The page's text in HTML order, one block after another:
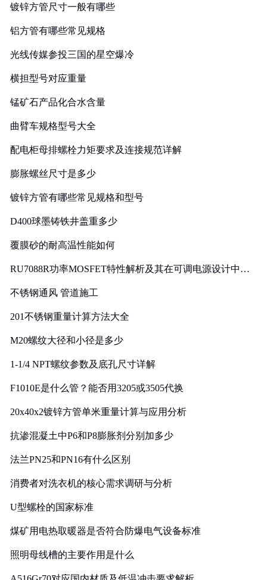
镀锌方管尺寸一般有哪些
铝方管有哪些常见规格
光线传媒参投三国的星空爆冷
横担型号对应重量
锰矿石产品化合水含量
曲臂车规格型号大全
配电柜母排螺栓力矩要求及连接规范详解
膨胀螺丝尺寸是多少
镀锌方管有哪些常见规格和型号
D400球墨铸铁井盖重多少
覆膜砂的耐高温性能如何
RU7088R功率MOSFET特性解析及其在可调电源设计中的
不锈钢通风 管道施工
201不锈钢重量计算方法大全
M20螺纹大径和小径是多少
1-1/4 NPT螺纹参数及底孔尺寸详解
F1010E是什么管？能否用3205或3505代换
20x40x2镀锌方管单米重量计算与应用分析
抗渗混凝土中P6和P8膨胀剂分别加多少
法兰PN25和PN16有什么区别
消费者对洗衣机的核心需求调研与分析
U型螺栓的国家标准
煤矿用电热取暖器是否符合防爆电气设备标准
照明母线槽的主要作用是什么